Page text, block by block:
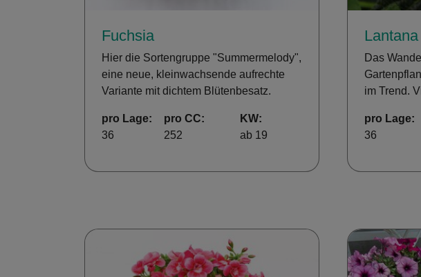
Fuchsia
Hier die Sortengruppe "Summermelody",
eine neue, kleinwachsende aufrechte
Variante mit dichtem Blütenbesatz.
pro Lage:
36
pro CC:
252
KW:
ab 19
Lantana
Das
im Trend.
pro Lage:
36